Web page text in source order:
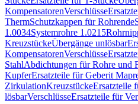
KompensatorenVerschlüsse
ThermSchutzkappen für Rohrende
1.0034Systemrohre 1.0215
KreuzstückeÜbergänge unlösbar
KompensatorenVerschlüsse
StahlAbdichtungen für Rohre und
KupferErsatzteile für Geberit
ZirkulationKreuzstückeErsatzteile
lösbarVerschlüsseErsatzteile für